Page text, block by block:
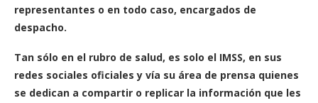
representantes o en todo caso, encargados de
despacho.
Tan sólo en el rubro de salud, es solo el IMSS, en sus
redes sociales oficiales y vía su área de prensa quienes
se dedican a compartir o replicar la información que les